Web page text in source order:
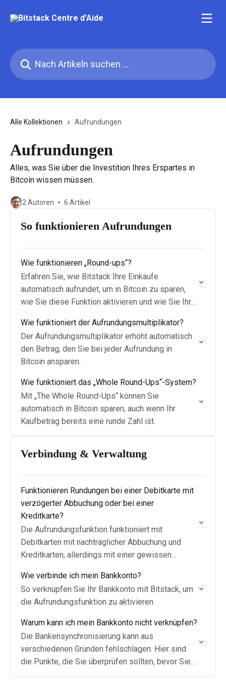
Nach Artikeln suchen …
Alle Kollektionen Aufrundungen
Aufrundungen
Alles, was Sie über die Investition Ihres Erspartes in
Bitcoin wissen müssen.
2 Autoren 6 Artikel
So funktionieren Aufrundungen
Wie funktionieren „Round-ups“?
Erfahren Sie, wie Bitstack Ihre Einkäufe
automatisch aufrundet, um in Bitcoin zu sparen,
wie Sie diese Funktion aktivieren und wie Sie Ihre
Wie funktioniert der Aufrundungsmultiplikator?
Der Aufrundungsmultiplikator erhöht automatisch
den Betrag, den Sie bei jeder Aufrundung in
Bitcoin ansparen.
Wie funktioniert das „Whole Round-Ups“-System?
Mit „The Whole Round-Ups“ können Sie
automatisch in Bitcoin sparen, auch wenn Ihr
Kaufbetrag bereits eine runde Zahl ist.
Verbindung & Verwaltung
Funktionieren Rundungen bei einer Debitkarte mit
verzögerter Abbuchung oder bei einer
Kreditkarte?
Die Aufrundungsfunktion funktioniert mit
Debitkarten mit nachträglicher Abbuchung und
Kreditkarten, allerdings mit einer gewissen
Transaktionen möglicherweise nicht sofort in der
App angezeigt werden.
Wie verbinde ich mein Bankkonto?
So verknüpfen Sie Ihr Bankkonto mit Bitstack, um
die Aufrundungsfunktion zu aktivieren.
Warum kann ich mein Bankkonto nicht verknüpfen?
Die Bankensynchronisierung kann aus
verschiedenen Gründen fehlschlagen. Hier sind
die Punkte, die Sie überprüfen sollten, bevor Sie
sich an den Support wenden.